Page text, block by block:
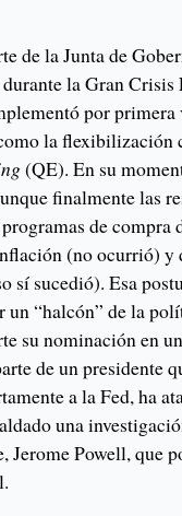
de la Junta de
la Gran Crisis
por
la flexibilización
(QE). En su
finalmente las
de compra
(no ocurrió) y
sí sucedió). Esa
un “halcón” de la
su nominación en
de un presidente
a la Fed, ha
una
Jerome Powell, que